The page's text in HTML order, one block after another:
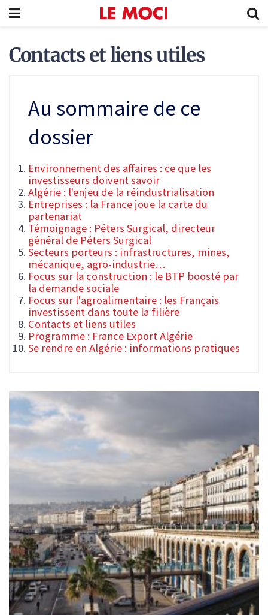
Contacts et liens utiles
Au sommaire de ce
dossier
Environnement des affaires : ce que les
investisseurs doivent savoir
Algérie : l'enjeu de la réindustrialisation
Entreprises : la France joue la carte du
partenariat
Témoignage : Péters Surgical, directeur
général de Péters Surgical
Secteurs porteurs : infrastructures, mines,
mécanique, agro-industrie…
Focus sur la construction : le BTP boosté par
la demande sociale
Focus sur l'agroalimentaire : les Français
investissent dans toute la filière
Contacts et liens utiles
Programme : France Export Algérie
Se rendre en Algérie : informations pratiques